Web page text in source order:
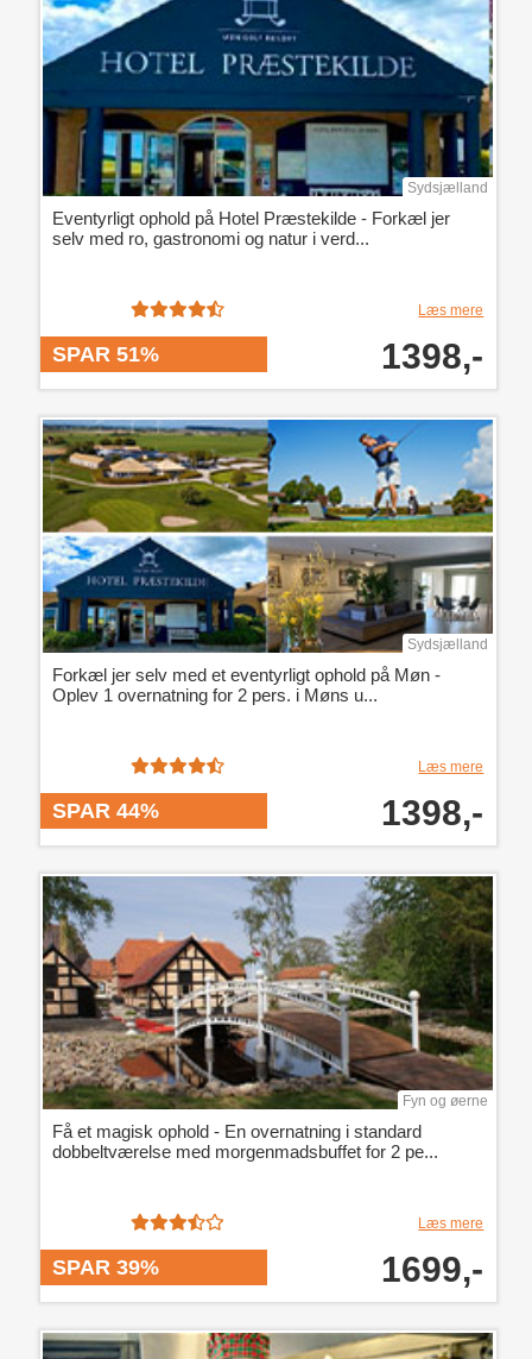
Sydsjælland
Eventyrligt ophold på Hotel Præstekilde - Forkæl jer
selv med ro, gastronomi og natur i verd...
Læs mere
SPAR 51% 1398,-
Sydsjælland
Forkæl jer selv med et eventyrligt ophold på Møn -
Oplev 1 overnatning for 2 pers. i Møns u...
Læs mere
SPAR 44% 1398,-
Fyn og øerne
Få et magisk ophold - En overnatning i standard
dobbeltværelse med morgenmadsbuffet for 2 pe...
Læs mere
SPAR 39% 1699,-